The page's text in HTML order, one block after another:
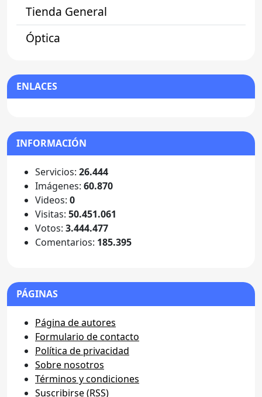
Tienda General
Óptica
ENLACES
INFORMACIÓN
Servicios: 26.444
Imágenes: 60.870
Videos: 0
Visitas: 50.451.061
Votos: 3.444.477
Comentarios: 185.395
PÁGINAS
Página de autores
Formulario de contacto
Política de privacidad
Sobre nosotros
Términos y condiciones
Suscribirse (RSS)